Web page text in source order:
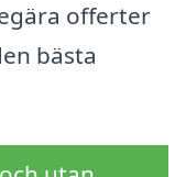
offerter
bästa